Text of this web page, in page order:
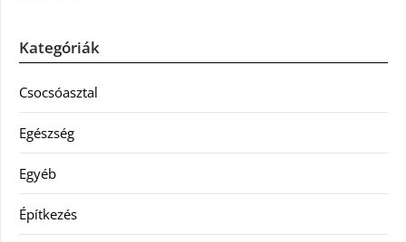
Kategóriák
Csocsóasztal
Egészség
Egyéb
Építkezés